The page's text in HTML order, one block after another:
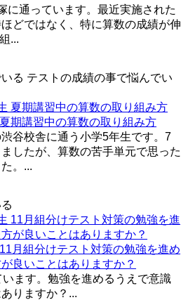
に通っています。最近実施された
どではなく、特に算数の成績が伸
...
る テストの成績の事で悩んでい
期講習中の算数の取り組み方
谷校舎に通う小学5年生です。7
したが、算数の苦手単元で思った
。...
月組分けテスト対策の勉強を進め
良いことはありますか？
ます。勉強を進めるうえで意識
りますか？...